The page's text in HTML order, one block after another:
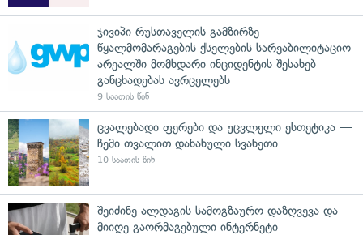
ჯივიპი რუსთაველის გამზირზე
წყალმომარაგების ქსელების სარეაბილიტაციო
არეალში მომხდარი ინციდენტის შესახებ
განცხადებას ავრცელებს
9 საათის წინ
ცვალებადი ფერები და უცვლელი ესთეტიკა —
ჩემი თვალით დანახული სვანეთი
10 საათის წინ
შეიძინე ალდაგის სამოგზაურო დაზღვევა და
მიიღე გაორმაგებული ინტერნეტი